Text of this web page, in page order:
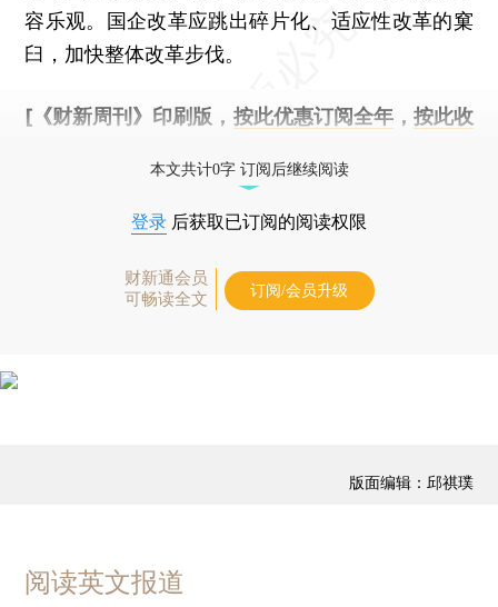
容乐观。国企改革应跳出碎片化、适应性改革的窠
臼，加快整体改革步伐。
[《财新周刊》印刷版， 按此优惠订阅全年， 按此收
本文共计0字 订阅后继续阅读
登录 后获取已订阅的阅读权限
财新通会员
可畅读全文
订阅/会员升级
版面编辑：邱祺璞
阅读英文报道